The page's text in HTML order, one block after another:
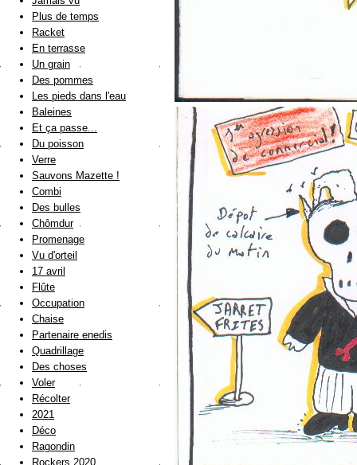
Plus de temps
Racket
En terrasse
Un grain
Des pommes
Les pieds dans l'eau
Baleines
Et ça passe...
Du poisson
Verre
Sauvons Mazette !
Combi
Des bulles
Chômdur
Promenage
Vu d'orteil
17 avril
Flûte
Occupation
Chaise
Partenaire enedis
Quadrillage
Des choses
Voler
Récolter
2021
Déco
Ragondin
Rockers 2020